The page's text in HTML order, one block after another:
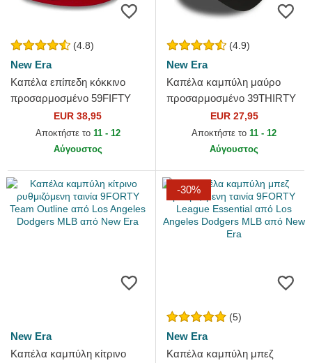
(4.8)
New Era
Καπέλα επίπεδη κόκκινο
προσαρμοσμένο 59FIFTY
Essential από Los Angeles
Dodgers MLB από New Era
EUR 38,95
Αποκτήστε το 11 - 12
Αύγουστος
(4.9)
New Era
Καπέλα καμπύλη μαύρο
προσαρμοσμένο 39THIRTY
Essential από Los Angeles
Dodgers MLB από New Era
EUR 27,95
Αποκτήστε το 11 - 12
Αύγουστος
New Era
Καπέλα καμπύλη κίτρινο
-30%
(5)
New Era
Καπέλα καμπύλη μπεζ